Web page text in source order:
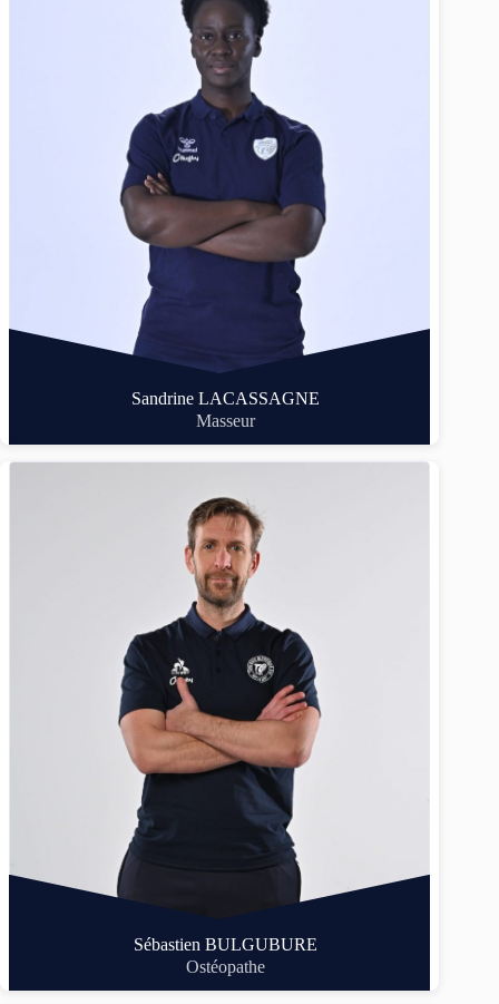
Sandrine LACASSAGNE
Masseur
Sébastien BULGUBURE
Ostéopathe